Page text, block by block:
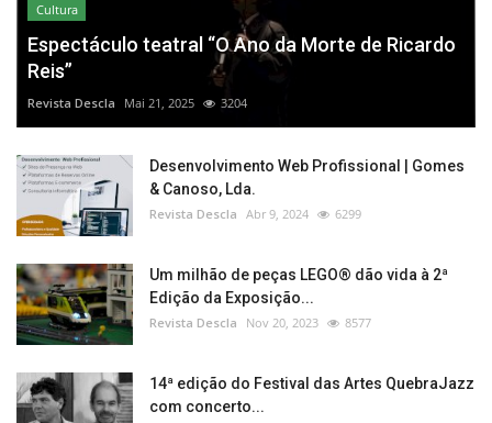
Cultura
Espectáculo teatral “O Ano da Morte de Ricardo
Reis”
Revista Descla Mai 21, 2025 3204
Desenvolvimento Web Profissional | Gomes
& Canoso, Lda.
Revista Descla Abr 9, 2024 6299
Um milhão de peças LEGO® dão vida à 2ª
Edição da Exposição...
Revista Descla Nov 20, 2023 8577
14ª edição do Festival das Artes QuebraJazz
com concerto...